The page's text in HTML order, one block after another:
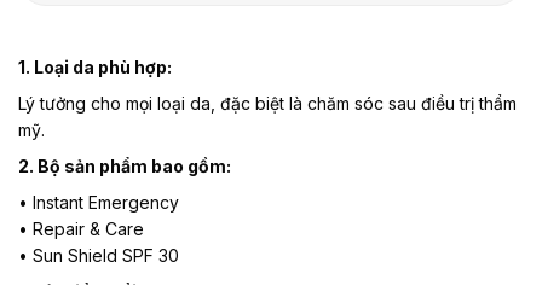
1. Loại da phù hợp:
Lý tưởng cho mọi loại da, đặc biệt là chăm sóc sau điều trị thẩm
mỹ.
2. Bộ sản phẩm bao gồm:
• Instant Emergency
• Repair & Care
• Sun Shield SPF 30